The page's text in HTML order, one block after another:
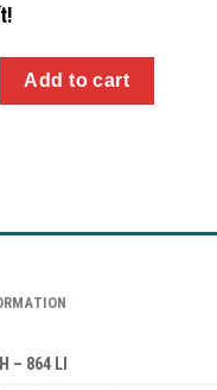
Add to cart
– 864 LI